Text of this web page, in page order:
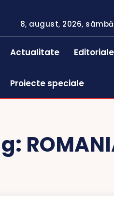
8, august, 2026,
Actualitate Editoriale
Proiecte speciale